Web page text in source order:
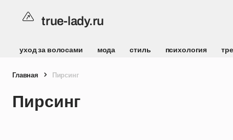
true-lady.ru
уход за волосами мода стиль психология
Главная Пирсинг
Пирсинг